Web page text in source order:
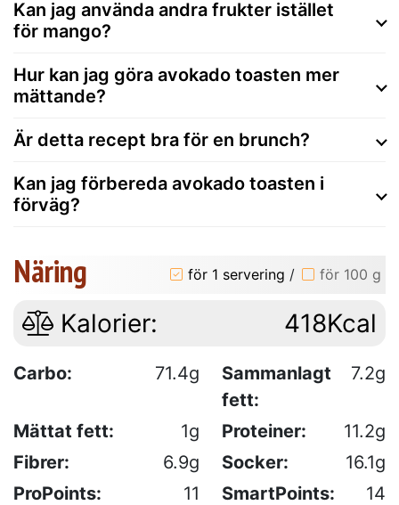
Kan jag använda andra frukter istället
för mango?
Hur kan jag göra avokado toasten mer
mättande?
Är detta recept bra för en brunch?
Kan jag förbereda avokado toasten i
förväg?
Näring för 1 servering / för 100 g
Kalorier: 418Kcal
Carbo: 71.4g
Sammanlagt
fett:
7.2g
Mättat fett: 1g Proteiner:
11.2g
Fibrer:
6.9g Socker:
16.1g
ProPoints:
11 SmartPoints: 14